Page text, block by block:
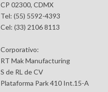
CP 02300, CDMX
Tel: (55) 5592-4393
Cel: (33) 2106 8113
Corporativo:
RT Mak Manufacturing
S de RL de CV
Plataforma Park 410 Int.15-A